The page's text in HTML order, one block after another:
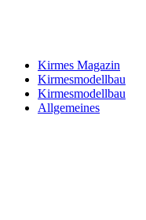
Kirmes Magazin
Kirmesmodellbau
Kirmesmodellbau
Allgemeines